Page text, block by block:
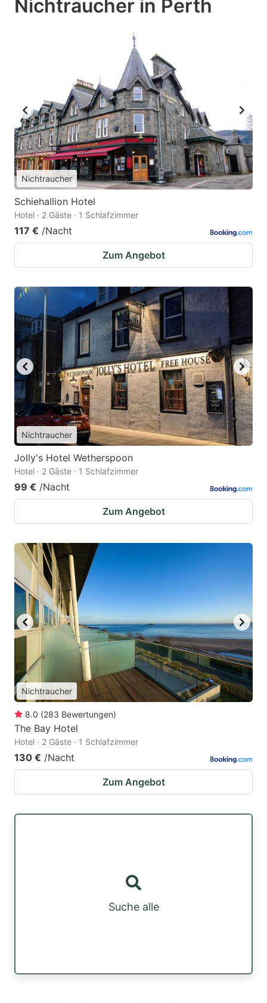
Nichtraucher in Perth
Nichtraucher
Schiehallion Hotel
Hotel · 2 Gäste · 1 Schlafzimmer
117 € /Nacht
Zum Angebot
Nichtraucher
Jolly's Hotel Wetherspoon
Hotel · 2 Gäste · 1 Schlafzimmer
99 € /Nacht
Zum Angebot
Nichtraucher
8.0 (283 Bewertungen)
The Bay Hotel
Hotel · 2 Gäste · 1 Schlafzimmer
130 € /Nacht
Zum Angebot
Suche alle